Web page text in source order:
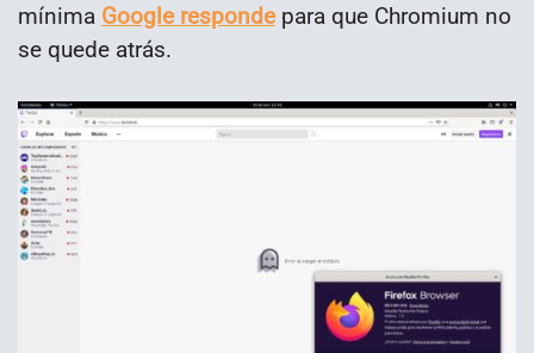
mínima Google respondepara que Chromium no
se quede atrás.